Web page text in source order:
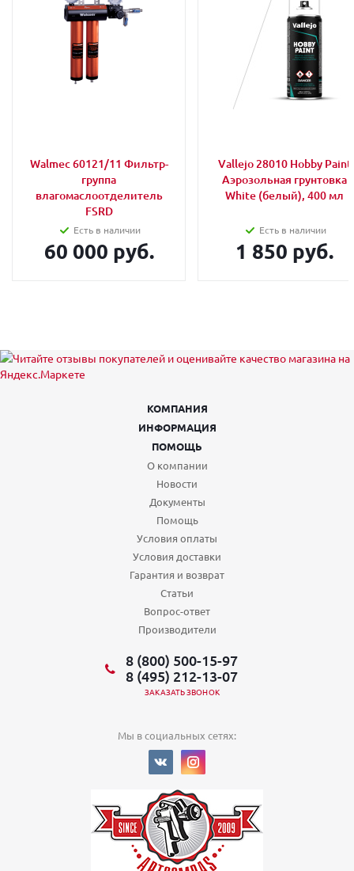
Walmec 60121/11 Фильтр-
группа
влагомаслоотделитель
FSRD
Есть в наличии
60 000 руб.
Vallejo 28010 Hobby Paint
Аэрозольная грунтовка
White (белый), 400 мл
Есть в наличии
1 850 руб.
КОМПАНИЯ
ИНФОРМАЦИЯ
ПОМОЩЬ
О компании
Новости
Документы
Помощь
Условия оплаты
Условия доставки
Гарантия и возврат
Статьи
Вопрос-ответ
Производители
8 (800) 500-15-97
8 (495) 212-13-07
ЗАКАЗАТЬ ЗВОНОК
Мы в социальных сетях: